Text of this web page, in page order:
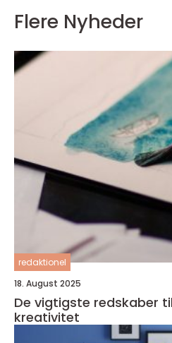
Flere Nyheder
redaktionel
18. August 2025
De vigtigste redskaber
kreativitet